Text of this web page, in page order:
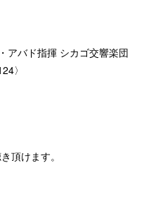
バド指揮 シカゴ交響楽団
〉
頂けます。